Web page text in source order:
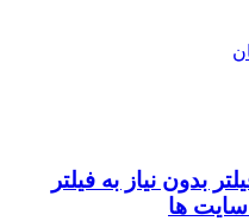
بدون نیاز به فیلتر
ها